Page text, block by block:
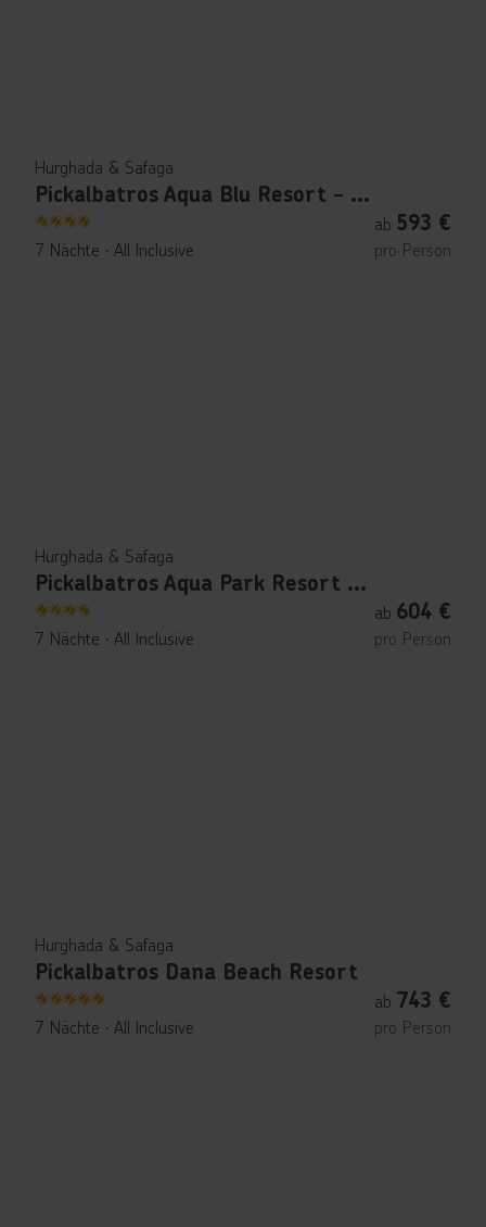
Hurghada & Safaga
Pickalbatros Aqua Blu Resort - Hurghada
4
7 Nächte ∙ All Inclusive
ab 593 €
pro Person
Hurghada & Safaga
Pickalbatros Aqua Park Resort - Hurghada
4
7 Nächte ∙ All Inclusive
ab 604 €
pro Person
Hurghada & Safaga
Pickalbatros Dana Beach Resort
5
7 Nächte ∙ All Inclusive
ab 743 €
pro Person